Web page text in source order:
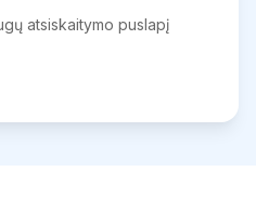
atsiskaitymo puslapį